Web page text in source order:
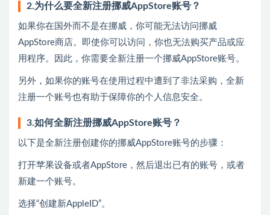
2.为什么要全新注册挪威AppStore账号？
如果你在国外而不是在挪威，你可能无法访问挪威
AppStore商店。即使你可以访问，你也无法购买产品或应
用程序。因此，你需要全新注册一个挪威AppStore账号。
另外，如果你的账号在使用过程中遭到了非法采购，全新
注册一个账号也有助于保障你的个人信息安全。
3.如何全新注册挪威AppStore账号？
以下是全新注册创建你的挪威AppStore账号的步骤：
打开苹果设备或者AppStore，然后退出已有的账号，或者
新建一个账号。
选择“创建新AppleID”。